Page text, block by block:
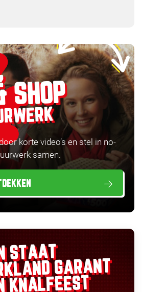
SHOP
korte video’s en stel in no-
samen.
STAAT
GARANT
KNALFEEST